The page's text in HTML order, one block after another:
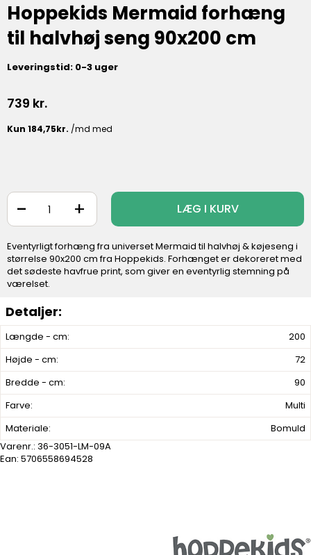
Længde - cm:
200
Højde - cm:
72
Bredde - cm:
90
Farve:
Multi
Materiale:
Bomuld
Varenr.: 36-3051-LM-09A
Ean: 5706558694528
Hoppekids Mermaid forhæng
til halvhøj seng 90x200 cm
Leveringstid: 0-3 uger
739 kr.
+
- LÆG I KURV
Eventyrligt forhæng fra universet Mermaid til halvhøj & køjeseng i
størrelse 90x200 cm fra Hoppekids. Forhænget er dekoreret med
det sødeste havfrue print, som giver en eventyrlig stemning på
værelset.